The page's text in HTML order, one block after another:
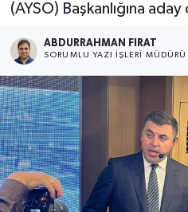
(AYSO) Başkanlığına
ABDURRAHMAN FIRAT
SORUMLU YAZI İŞLERI MÜDÜRÜ